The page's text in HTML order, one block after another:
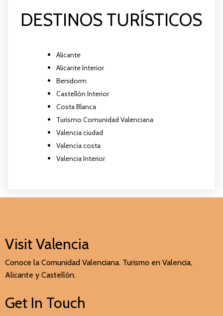
DESTINOS TURÍSTICOS
Alicante
Alicante Interior
Benidorm
Castellón Interior
Costa Blanca
Turismo Comunidad Valenciana
Valencia ciudad
Valencia costa
Valencia Interior
Visit Valencia
Conoce la Comunidad Valenciana. Turismo en Valencia,
Alicante y Castellón.
Get In Touch